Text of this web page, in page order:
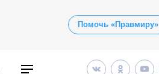
Помочь «Правмиру»